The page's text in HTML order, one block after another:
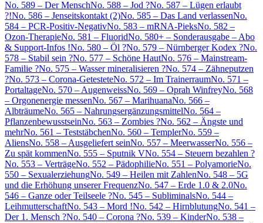
No. 589 – Der MenschNo. 588 – Jod ?No. 587 – Lügen erlaubt
?!No. 586 – Jenseitskontakt (2)No. 585 – Das Land verlassenNo.
584 – PCR-Positiv-NegativNo. 583 – mRNA-PieksNo. 582 –
Ozon-TherapieNo. 581 – FluoridNo. 580+ – Sonderausgabe – Abo
& Support-Infos !No. 580 – Öl ?No. 579 – Nürnberger Kodex ?No.
578 – Stabil sein ?No. 577 – Schöne HautNo. 576 – Mainstream-
Familie ?No. 575 – Wasser mineralisieren ?No. 574 – Zähneputzen
?No. 573 – Corona-GetesteteNo. 572 – Im TrainerraumNo. 571 –
PortaltageNo. 570 – AugenweissNo. 569 – Oprah WinfreyNo. 568
– Orgonenergie messenNo. 567 – MarihuanaNo. 566 –
AlbträumeNo. 565 – NahrungsergänzungsmittelNo. 564 –
PflanzenbewusstseinNo. 563 – Zombies ?No. 562 – Ängste und
mehrNo. 561 – TeststäbchenNo. 560 – TemplerNo. 559 –
AliensNo. 558 – Ausgeliefert seinNo. 557 – MeerwasserNo. 556 –
Zu spät kommenNo. 555 – Sputnik VNo. 554 – Steuern bezahlen ?
No. 553 – VerträgeNo. 552 – PädophilieNo. 551 – PolyamorieNo.
550 – SexualerziehungNo. 549 – Heilen mit ZahlenNo. 548 – 5G
und die Erhöhung unserer FrequenzNo. 547 – Erde 1.0 & 2.0No.
546 – Ganze oder Teilseele ?No. 545 – SubliminalsNo. 544 –
LeihmutterschaftNo. 543 – Mord !No. 542 – HirnblutungNo. 541 –
Der 1. Mensch ?No. 540 – Corona ?No. 539 – KinderNo. 538 –